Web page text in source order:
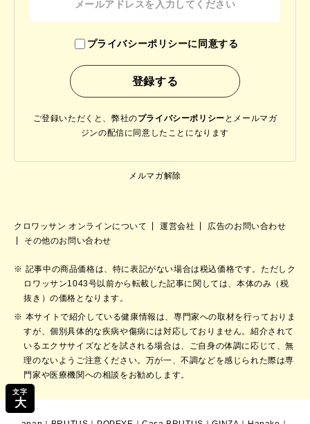
文字
大
プライバシーポリシーに同意する
ご登録いただくと、弊社のプライバシーポリシー と メールマガ
ジンの配信に同意したことになります
メルマガ解除
クロワッサン オンラインについて 運営会社
広告のお問い合わせ
その他のお問い合わせ
記事中の商品価格は、特に表記がない場合は税込価格です。ただしク
ロワッサン1043号以前から転載した記事に関しては、本体のみ（税
抜き）の価格となります。
本サイトで紹介している健康情報は、専門家への取材を行っておりま
すが、個別具体的な疾病や傷病には対応しておりません。紹介されて
いるエクササイズなどを試される場合は、ご自身の体調に応じて、無
理のないようご注意ください。万が一、不調などを感じられた際は専
門家や医療機関への相談をお勧めします。